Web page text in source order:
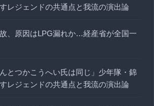
レジェンドの共通点と我流の演出論
、原因はLPG漏れか…経産省が全国一
んとつかこうへい氏は同じ」少年隊・錦
レジェンドの共通点と我流の演出論